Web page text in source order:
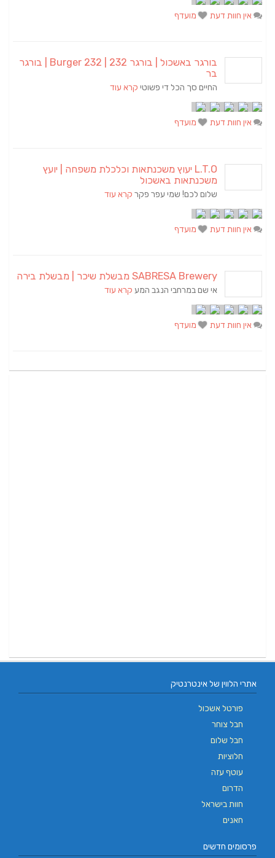
אין חוות דעת מועדף
בורגר באשכול | בורגר 232 | Burger 232 | בורגר
בר
החיים סך הכל די פשוטי קרא עוד
אין חוות דעת מועדף
L.T.O יעוץ משכנתאות וכלכלת משפחה | יועץ
משכנתאות באשכול
שלום לכם! שמי עפר פקר קרא עוד
אין חוות דעת מועדף
SABRESA Brewery מבשלת שיכר | מבשלת בירה
אי שם במרחבי הנגב המע קרא עוד
אין חוות דעת מועדף
אתרי הלווין של אינטרנטיק
פורטל אשכול
חבל צוחר
חבל שלום
חלוציות
עוטף עזה
הדרום
חוות בישראל
חאנים
פרסומים חדשים